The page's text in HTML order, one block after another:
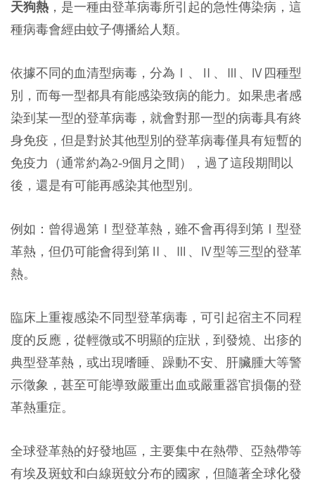
天狗熱 ，是一種由登革病毒所引起的急性傳染病，這
種病毒會經由蚊子傳播給人類。
依據不同的血清型病毒，分為Ⅰ、Ⅱ、Ⅲ、Ⅳ四種型
別，而每一型都具有能感染致病的能力。如果患者感
染到某一型的登革病毒，就會對那一型的病毒具有終
身免疫，但是對於其他型別的登革病毒僅具有短暫的
免疫力（通常約為2-9個月之間），過了這段期間以
後，還是有可能再感染其他型別。
例如：曾得過第Ⅰ型登革熱，雖不會再得到第Ⅰ型登
革熱，但仍可能會得到第Ⅱ、Ⅲ、Ⅳ型等三型的登革
熱。
臨床上重複感染不同型登革病毒，可引起宿主不同程
度的反應，從輕微或不明顯的症狀，到發燒、出疹的
典型登革熱，或出現嗜睡、躁動不安、肝臟腫大等警
示徵象，甚至可能導致嚴重出血或嚴重器官損傷的登
革熱重症。
全球登革熱的好發地區，主要集中在熱帶、亞熱帶等
有埃及斑蚊和白線斑蚊分布的國家，但隨著全球化發